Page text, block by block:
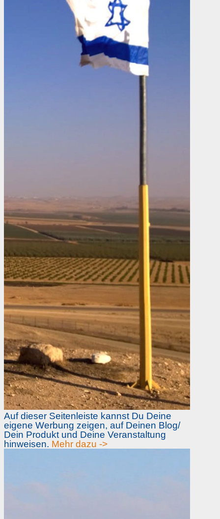
Auf dieser Seitenleiste kannst Du Deine
eigene Werbung zeigen, auf Deinen Blog/
Dein Produkt und Deine Veranstaltung
hinweisen. Mehr dazu ->